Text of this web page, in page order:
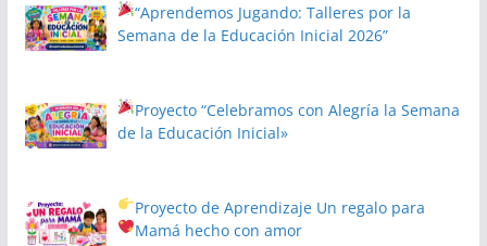
“Aprendemos Jugando: Talleres por la
Semana de la Educación Inicial 2026”
Proyecto“Celebramos con Alegría la Semana
de la Educación Inicial»
Proyecto de Aprendizaje Un regalo para
Mamá hecho con amor